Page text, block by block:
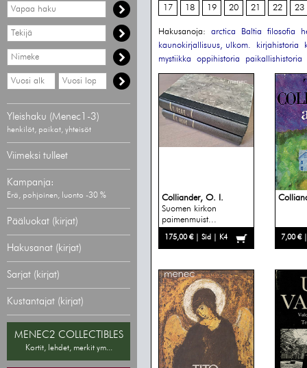
Vapaa
haku
Hae
tekijää
Hae
nimekettä
Hae
vähimmäisvuosi
Hae
enimmäisvuosi
Yleishaku (Menec1-3)
henkilöt, paikat, yhteisöt
Viimeksi tulleet
Kampanja:
Erä, pohjoinen, luonto -30 %
Pääluokat (kirjat)
Hakusanat (kirjat)
Sarjat (kirjat)
Kustantajat (kirjat)
MENEC2 COLLECTIBLES
Kortit, lehdet, merkit ym...
17 18 19 20 21 22 23
Hakusanoja: arctica Baltia filosofia
kaunokirjallisuus, ulkom.
kirjahistoria
mystiikka
oppihistoria paikallishistoria
Colliander, O. I.
Suomen kirkon
paimenmuist...
175,00 € | Sid | K4 7,00 €